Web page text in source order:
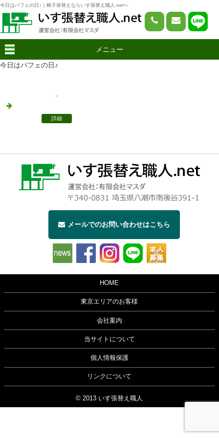
今日はパフェの日♪｜椅子張替えならいす張替え職人.netへ
メニュー
今日はパフェの日♪
詳細
メールでのお問い合わせはこちら
HOME
東京エリアのお客様
会社案内
当サイトについて
個人情報保護
リンクについて
© 2013 いす張替え職人